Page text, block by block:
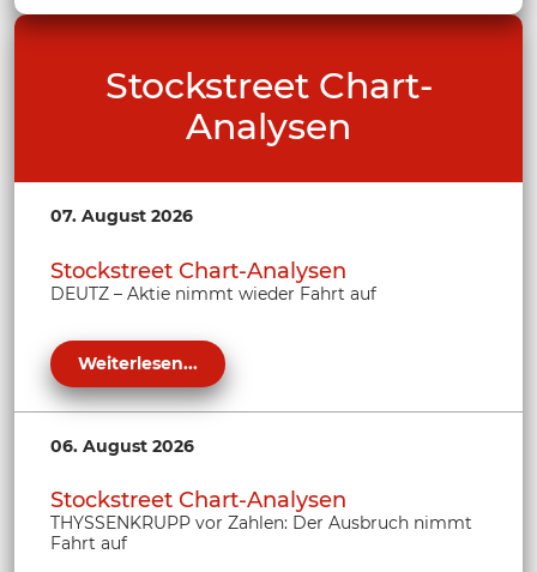
Stockstreet Chart-
Analysen
07. August 2026
Stockstreet Chart-Analysen
DEUTZ – Aktie nimmt wieder Fahrt auf
Weiterlesen...
06. August 2026
Stockstreet Chart-Analysen
THYSSENKRUPP vor Zahlen: Der Ausbruch nimmt
Fahrt auf